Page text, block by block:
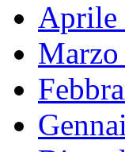
Aprile